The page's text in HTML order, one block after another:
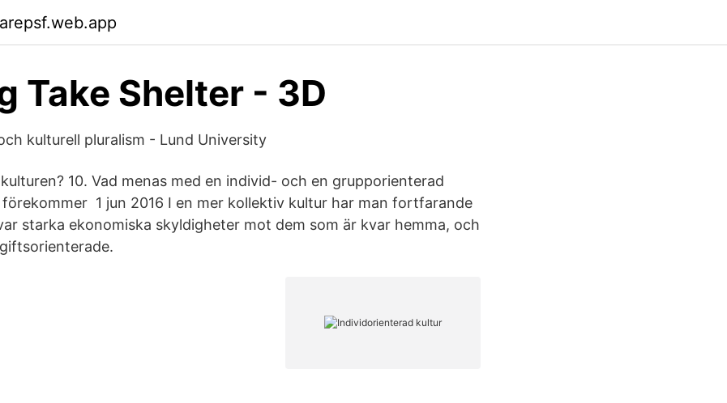
Take Shelter - 3D
kulturell pluralism - Lund University
10. Vad menas med en individ- och en grupporienterad
förekommer 1 jun 2016 I en mer kollektiv kultur har man fortfarande
starka ekonomiska skyldigheter mot dem som är kvar hemma, och